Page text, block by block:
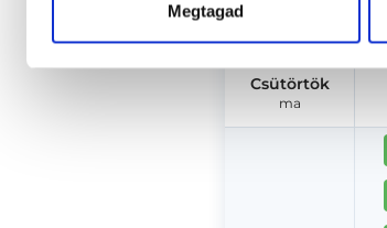
Megtagad
Csütörtök
ma